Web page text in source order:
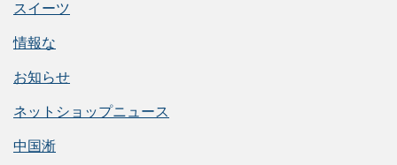
スイーツ
情報な
お知らせ
ネットショップニュース
中国淅